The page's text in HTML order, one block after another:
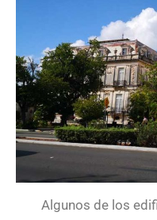
Algunos de los